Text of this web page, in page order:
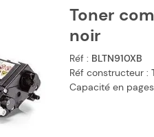
Toner
noir
Réf : BLTN910XB
Réf constructeur :
Capacité en